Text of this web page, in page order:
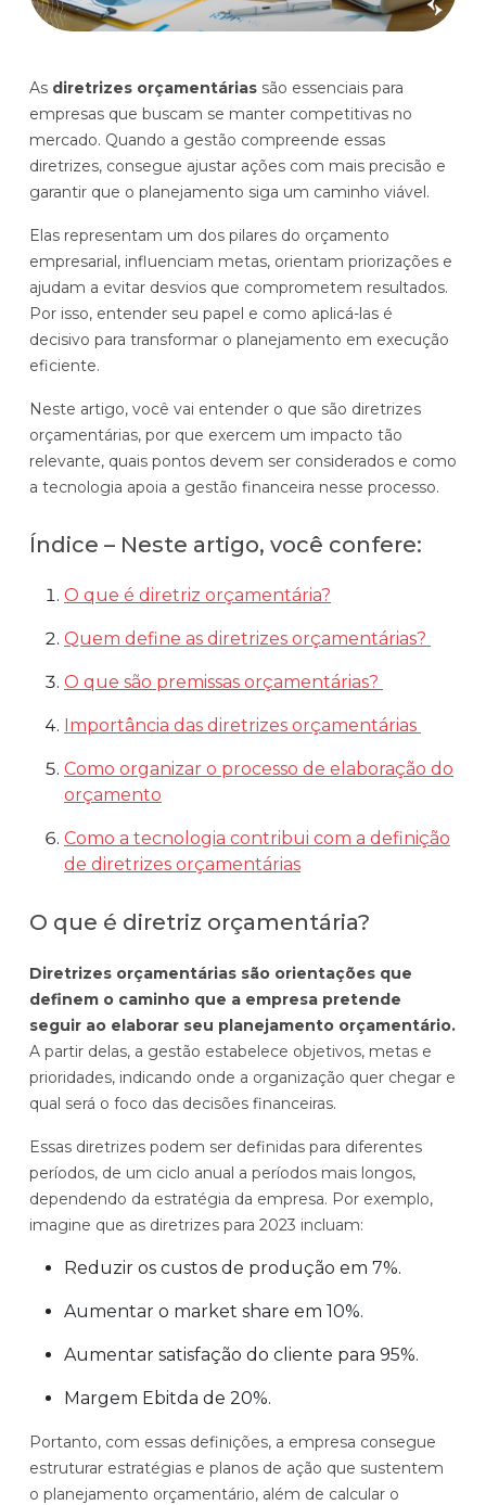
Módulo de Controle, projeção e gestão do fluxo
de caixa.
Complexidade de gestão de caixa baixa e média
Empresas que faturam entre R$30M e R$200M por ano
Conheça o produto
Demonstração Gratuita
Plataforma Financeira com IA
análises com inteligência artificial integrada.
Empresas que faturam acima de R$200M por ano
orçamentária
Distribuição e Logística
Varejo
As diretrizes orçamentárias são essenciais para
empresas que buscam se manter competitivas no
mercado. Quando a gestão compreende essas
diretrizes, consegue ajustar ações com mais precisão e
garantir que o planejamento siga um caminho viável.
Elas representam um dos pilares do orçamento
empresarial, influenciam metas, orientam priorizações e
ajudam a evitar desvios que comprometem resultados.
Por isso, entender seu papel e como aplicá-las é
decisivo para transformar o planejamento em execução
eficiente.
Neste artigo, você vai entender o que são diretrizes
orçamentárias, por que exercem um impacto tão
relevante, quais pontos devem ser considerados e como
a tecnologia apoia a gestão financeira nesse processo.
Índice – Neste artigo, você confere:
O que é diretriz orçamentária?
Quem define as diretrizes orçamentárias?
O que são premissas orçamentárias?
Importância das diretrizes orçamentárias
Como organizar o processo de elaboração do
orçamento
Como a tecnologia contribui com a definição
de diretrizes orçamentárias
O que é diretriz orçamentária?
Diretrizes orçamentárias são orientações que
definem o caminho que a empresa pretende
seguir ao elaborar seu planejamento orçamentário.
A partir delas, a gestão estabelece objetivos, metas e
prioridades, indicando onde a organização quer chegar e
qual será o foco das decisões financeiras.
Essas diretrizes podem ser definidas para diferentes
períodos, de um ciclo anual a períodos mais longos,
dependendo da estratégia da empresa. Por exemplo,
imagine que as diretrizes para 2023 incluam:
Reduzir os custos de produção em 7%.
Aumentar o market share em 10%.
Aumentar satisfação do cliente para 95%.
Margem Ebitda de 20%.
Portanto, com essas definições, a empresa consegue
estruturar estratégias e planos de ação que sustentem
o planejamento orçamentário, além de calcular o